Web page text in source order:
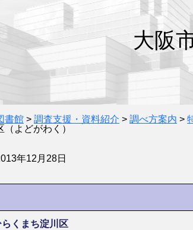
大阪
書館 > 調査支援・資料紹介 > 調べ方案内 >
よどがわく）
年12月28日
くまち淀川区